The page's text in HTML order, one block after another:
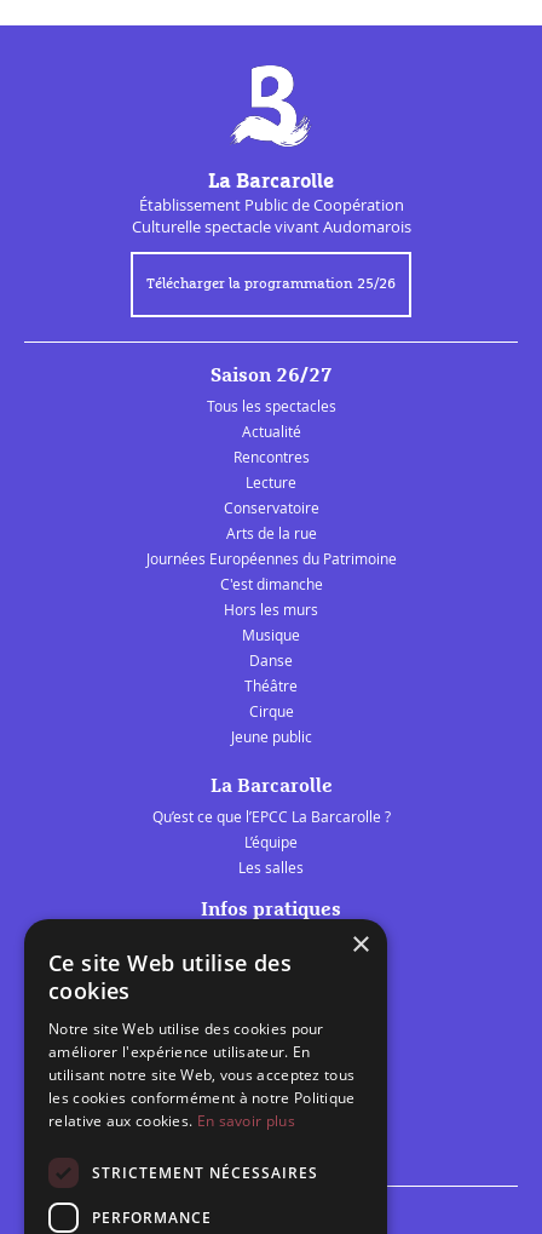
La Barcarolle
Établissement Public deCoopération
Culturellespectacle vivant Audomarois
Télécharger la programmation 25/26
Saison 26/27
Tous les spectacles
Actualité
Rencontres
Lecture
Conservatoire
Arts de la rue
Journées Européennes du Patrimoine
C'est dimanche
Hors les murs
Musique
Danse
Théâtre
Cirque
Jeune public
La Barcarolle
Qu’est ce que l’EPCC La Barcarolle ?
L’équipe
Les salles
Infos pratiques
Les belles scènes audomaroises
Calendrier
Programme des spectacles
Brèves
Espace scolaire
×
Ce site Web utilise des
cookies
Notre site Web utilise des cookies pour
améliorer l'expérience utilisateur. En
utilisant notre site Web, vous acceptez tous
les cookies conformément à notre Politique
relative aux cookies. En savoir plus
STRICTEMENT NÉCESSAIRES
PERFORMANCE